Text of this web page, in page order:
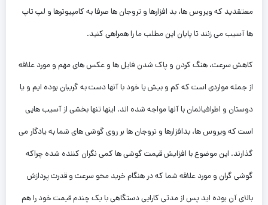
معتقدید که ویروس ها، بد افزارها و تروجان ها صرفا به کامپیوترها و لپ تاپ
ها آسیب می زنند تا پایان این مطلب ما را همراهی کنید.
کاهش سرعت، هنگ کردن و پاک شدن فایل ها و عکس های مهم و مورد علاقه
از جمله مواردی است که کم و بیش یا خود با آنها دست به گریبان بوده ایم و یا
دوستان و اطرافیانمان با آنها مواجه شده اند. اینها تنها بخشی از آسیب هایی
است که ویروس ها، بدافزارها و تروجان ها بر روی گوشی های شما به یادگار می
گذارند. این موضوع با افزایش قیمت گوشی ها کمی نگران کننده شده چراکه
گوشی گران و مورد علاقه شما که در هنگام خرید محو سرعت و قدرت پردازش
بالای آن بوده اید پس از مدتی کارایی دستگاهی با یک چندم قیمت خود را هم